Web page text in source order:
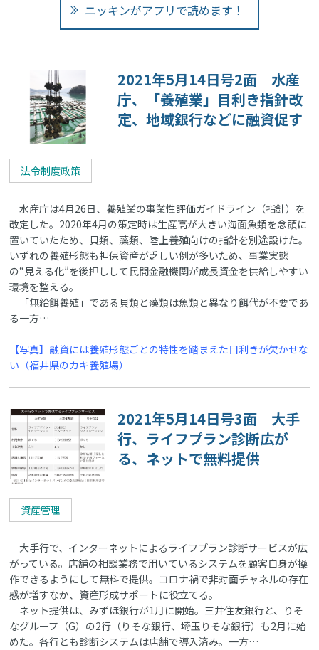
ニッキンがアプリで読めます！
2021年5月14日号2面 水産
庁、「養殖業」目利き指針改
定、地域銀行などに融資促す
法令制度政策
水産庁は4月26日、養殖業の事業性評価ガイドライン（指針）を
改定した。2020年4月の策定時は生産高が大きい海面魚類を念頭に
置いていたため、貝類、藻類、陸上養殖向けの指針を別途設けた。
いずれの養殖形態も担保資産が乏しい例が多いため、事業実態
の“見える化”を後押しして民間金融機関が成長資金を供給しやすい
環境を整える。
「無給餌養殖」である貝類と藻類は魚類と異なり餌代が不要であ
る一方…
【写真】融資には養殖形態ごとの特性を踏まえた目利きが欠かせな
い（福井県のカキ養殖場）
2021年5月14日号3面 大手
行、ライフプラン診断広が
る、ネットで無料提供
資産管理
大手行で、インターネットによるライフプラン診断サービスが広
がっている。店舗の相談業務で用いているシステムを顧客自身が操
作できるようにして無料で提供。コロナ禍で非対面チャネルの存在
感が増すなか、資産形成サポートに役立てる。
ネット提供は、みずほ銀行が1月に開始。三井住友銀行と、りそ
なグループ（G）の2行（りそな銀行、埼玉りそな銀行）も2月に始
めた。各行とも診断システムは店舗で導入済み。一方…